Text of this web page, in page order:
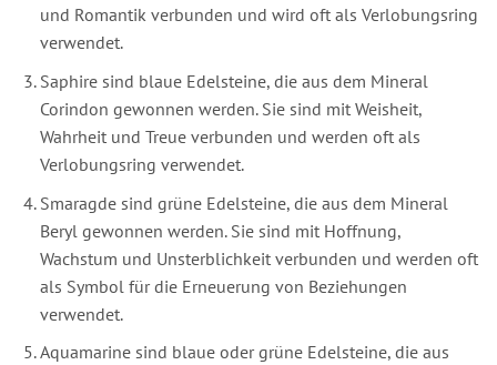
und Romantik verbunden und wird oft als Verlobungsring
verwendet.
Saphire sind blaue Edelsteine, die aus dem Mineral
Corindon gewonnen werden. Sie sind mit Weisheit,
Wahrheit und Treue verbunden und werden oft als
Verlobungsring verwendet.
Smaragde sind grüne Edelsteine, die aus dem Mineral
Beryl gewonnen werden. Sie sind mit Hoffnung,
Wachstum und Unsterblichkeit verbunden und werden oft
als Symbol für die Erneuerung von Beziehungen
verwendet.
Aquamarine sind blaue oder grüne Edelsteine, die aus